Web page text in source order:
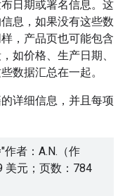
日期或署名信息。这
息，如果没有这些数
，产品页也可能包含
如价格、生产日期、
数据汇总在一起。
详细信息，并且每项
作者：A.N.（作
美元；页数：784